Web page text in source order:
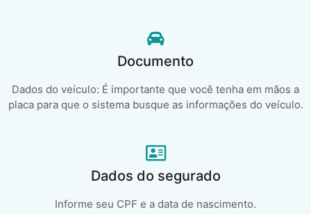
Documento
Dados do veículo: É importante que você tenha em mãos a
placa para que o sistema busque as informações do veículo.
Dados do segurado
Informe seu CPF e a data de nascimento.